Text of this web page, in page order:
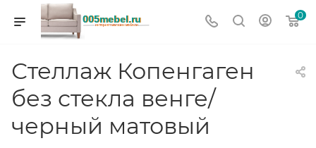
0
Стеллаж Копенгаген
без стекла венге/
черный матовый